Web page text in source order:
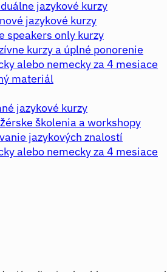
jazykové kurzy
jazykové kurzy
speakers only kurzy
kurzy a úplné ponorenie
alebo nemecky za 4 mesiace
materiál
jazykové kurzy
školenia a workshopy
jazykových znalostí
alebo nemecky za 4 mesiace